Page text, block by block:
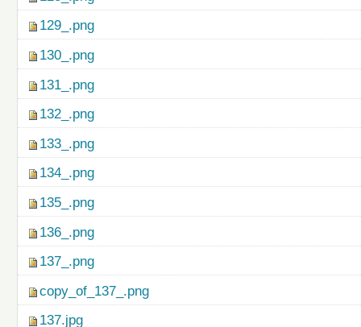
129_.png
130_.png
131_.png
132_.png
133_.png
134_.png
135_.png
136_.png
137_.png
copy_of_137_.png
137.jpg